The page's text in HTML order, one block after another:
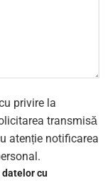
privire la
transmisă
atenție notificarea
cu